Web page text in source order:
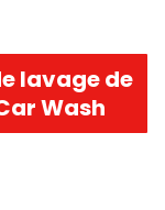
lavage de
Wash